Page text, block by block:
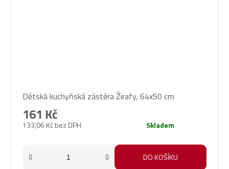
Dětská kuchyňská zástěra Žirafy, 64x50 cm
133,06 Kč bez DPH
161 Kč
Skladem
DO KOŠÍKU